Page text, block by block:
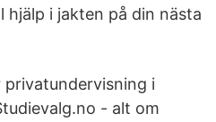
hjälp i jakten på din nästa
i
- alt om